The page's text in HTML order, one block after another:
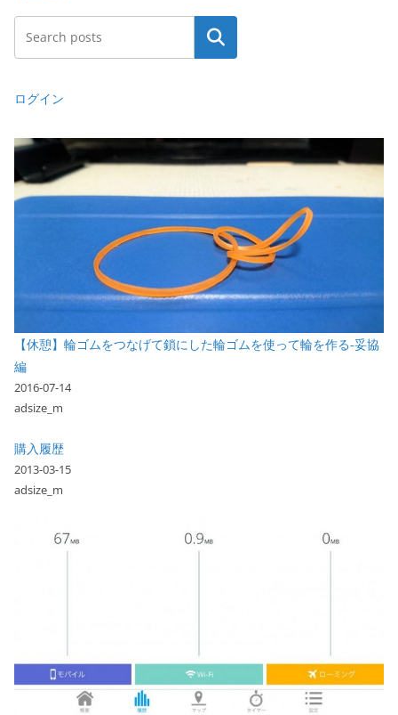
検索
ログイン
【休憩】輪ゴムをつなげて鎖にした輪ゴムを使って輪を作る-妥協
編
2016-07-14
adsize_m
購入履歴
2013-03-15
adsize_m